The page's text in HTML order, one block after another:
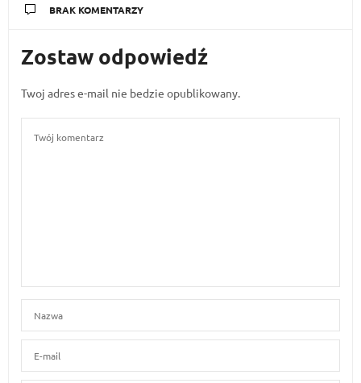
BRAK KOMENTARZY
Zostaw odpowiedź
Twoj adres e-mail nie bedzie opublikowany.